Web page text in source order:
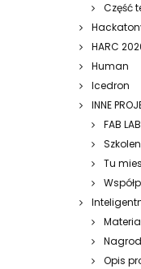
Część
HARC
Human
Icedron
INNE
FAB LAB
Tu
Opis